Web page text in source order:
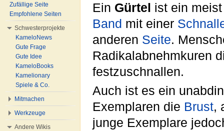
Ein Gürtel ist ein
Band mit einer
anderen Seite.
Radikalabnehmkuren
festzuschnallen.
Auch ist es ein
Exemplaren die Brust,
junge Exemplare
Zufällige Seite
Empfohlene Seiten
Schwesterprojekte
KameloNews
Gute Frage
Gute Idee
KameloBooks
Kamelionary
Spiele & Co.
Mitmachen
Werkzeuge
Andere Wikis